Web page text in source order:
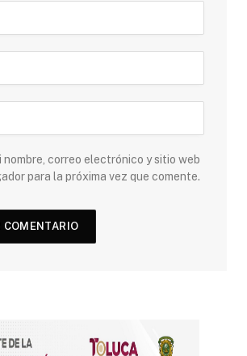
nombre, correo electrónico y sitio web
para la próxima vez que comente.